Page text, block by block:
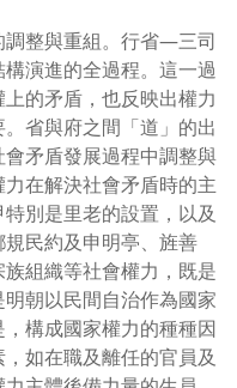
調整與重組。行省—三司
演進的全過程。這一過
的矛盾，也反映出權力
省與府之間「道」的出
矛盾發展過程中調整與
在解決社會矛盾時的主
別是里老的設置，以及
民約及申明亭、旌善
組織等社會權力，既是
朝以民間自治作為國家
構成國家權力的種種因
如在職及離任的官員及